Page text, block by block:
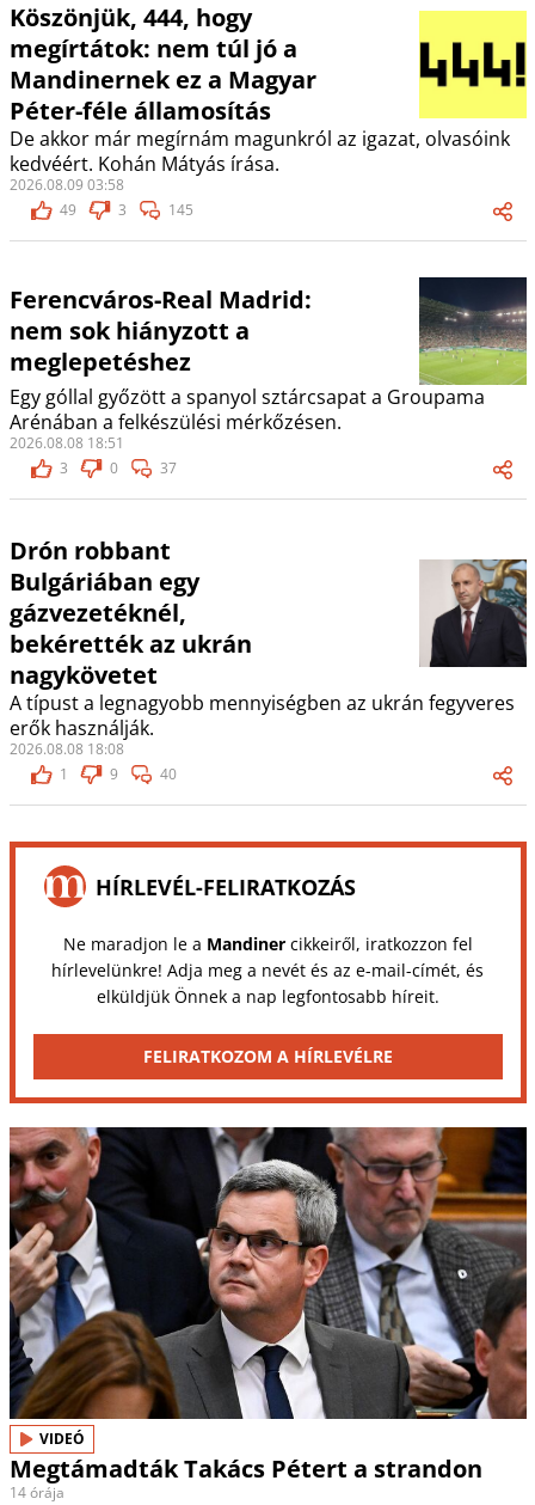
Köszönjük, 444, hogy
megírtátok: nem túl jó a
Mandinernek ez a Magyar
Péter-féle államosítás
De akkor már megírnám magunkról az igazat, olvasóink
kedvéért. Kohán Mátyás írása.
2026.08.09 03:58
49
3 145
Ferencváros-Real Madrid:
nem sok hiányzott a
meglepetéshez
Egy góllal győzött a spanyol sztárcsapat a Groupama
Arénában a felkészülési mérkőzésen.
2026.08.08 18:51
3
0 37
Drón robbant
Bulgáriában egy
gázvezetéknél,
bekérették az ukrán
nagykövetet
A típust a legnagyobb mennyiségben az ukrán fegyveres
erők használják.
2026.08.08 18:08
1
9 40
HÍRLEVÉL-FELIRATKOZÁS
Ne maradjon le a Mandinercikkeiről, iratkozzon fel
hírlevelünkre! Adja meg a nevét és az e-mail-címét, és
elküldjük Önnek a nap legfontosabb híreit.
FELIRATKOZOM A HÍRLEVÉLRE
VIDEÓ
Megtámadták Takács Pétert a strandon
14 órája